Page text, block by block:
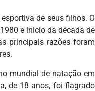
de seus filhos. O
e inicio da década de
principais razões foram
mundial de natação em
de 18 anos, foi flagrado